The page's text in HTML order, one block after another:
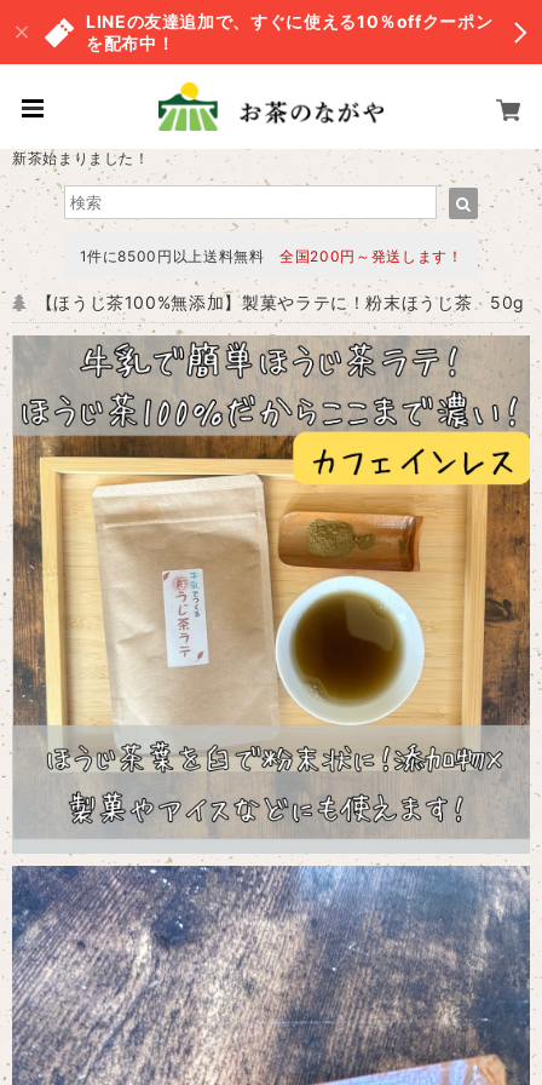
LINEの友達追加で、すぐに使える10％offクーポン
を配布中！
新茶始まりました！
1件に8500円以上送料無料 全国200円～発送します！
【ほうじ茶100%無添加】製菓やラテに！粉末ほうじ茶 50g